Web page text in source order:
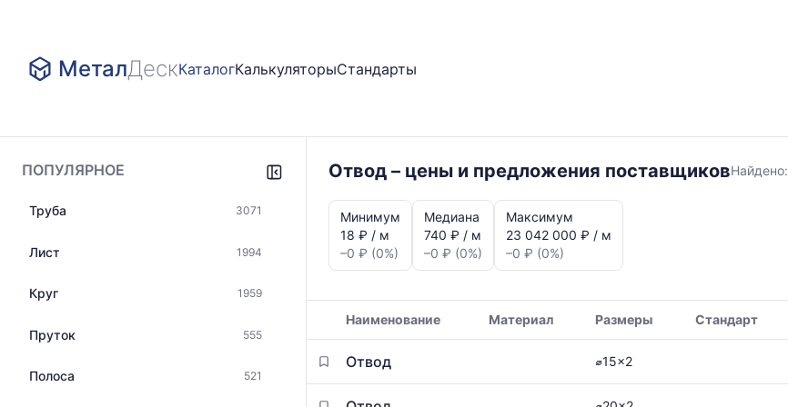
МеталДескКаталогКалькуляторыСтандарты
ПОПУЛЯРНОЕ
Труба 3071
Лист 1994
Круг 1959
Пруток 555
Полоса 521
Отвод – цены и предложения поставщиковНайдено:
динамика
цен:
Отвод
минимальная,
медианная
и
максимальная
Минимум
18 ₽ / м
–0 ₽ (0%)
Медиана
740 ₽ / м
–0 ₽ (0%)
Максимум
23 042 000 ₽ / м
–0 ₽ (0%)
цен
на
металлопрокат
Наименование Материал Размеры Стандарт
Отвод ⌀15x2